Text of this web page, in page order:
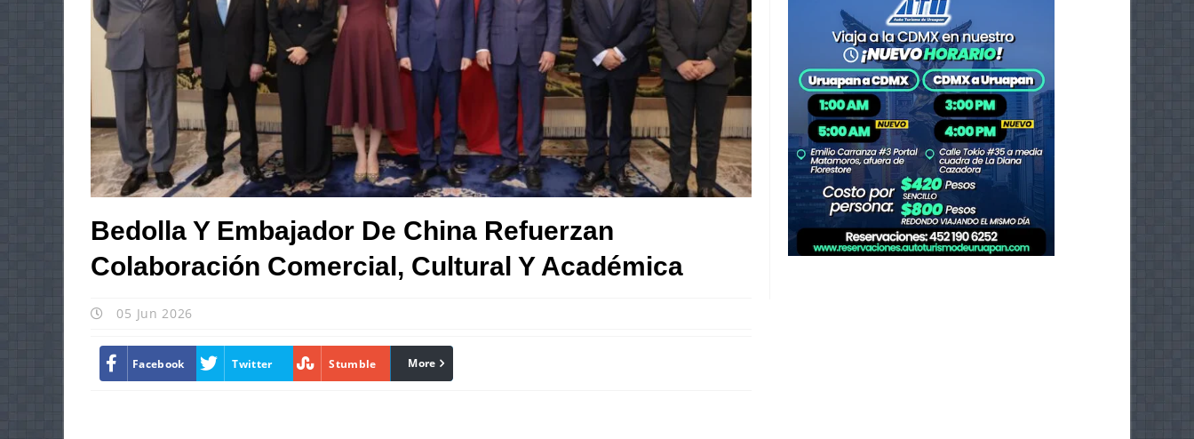
Bedolla Y Embajador De China Refuerzan
Colaboración Comercial, Cultural Y Académica
05 Jun 2026
Facebook Twitter Stumble linkedin
More